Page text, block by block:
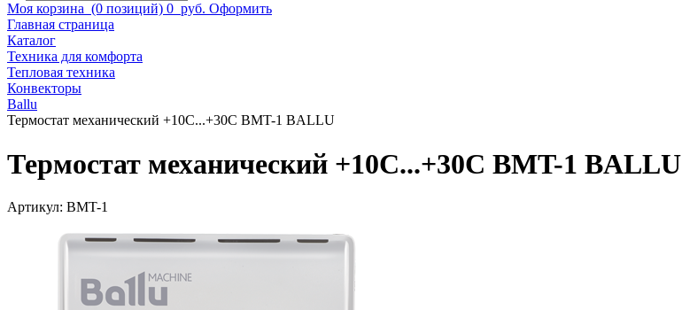
Моя корзина (0 позиций) 0 руб. Оформить
Главная страница
Каталог
Техника для комфорта
Тепловая техника
Конвекторы
Ballu
Термостат механический +10С...+30С BMT-1 BALLU
Термостат механический +10С...+30С BMT-1 BALLU
Артикул: BMT-1